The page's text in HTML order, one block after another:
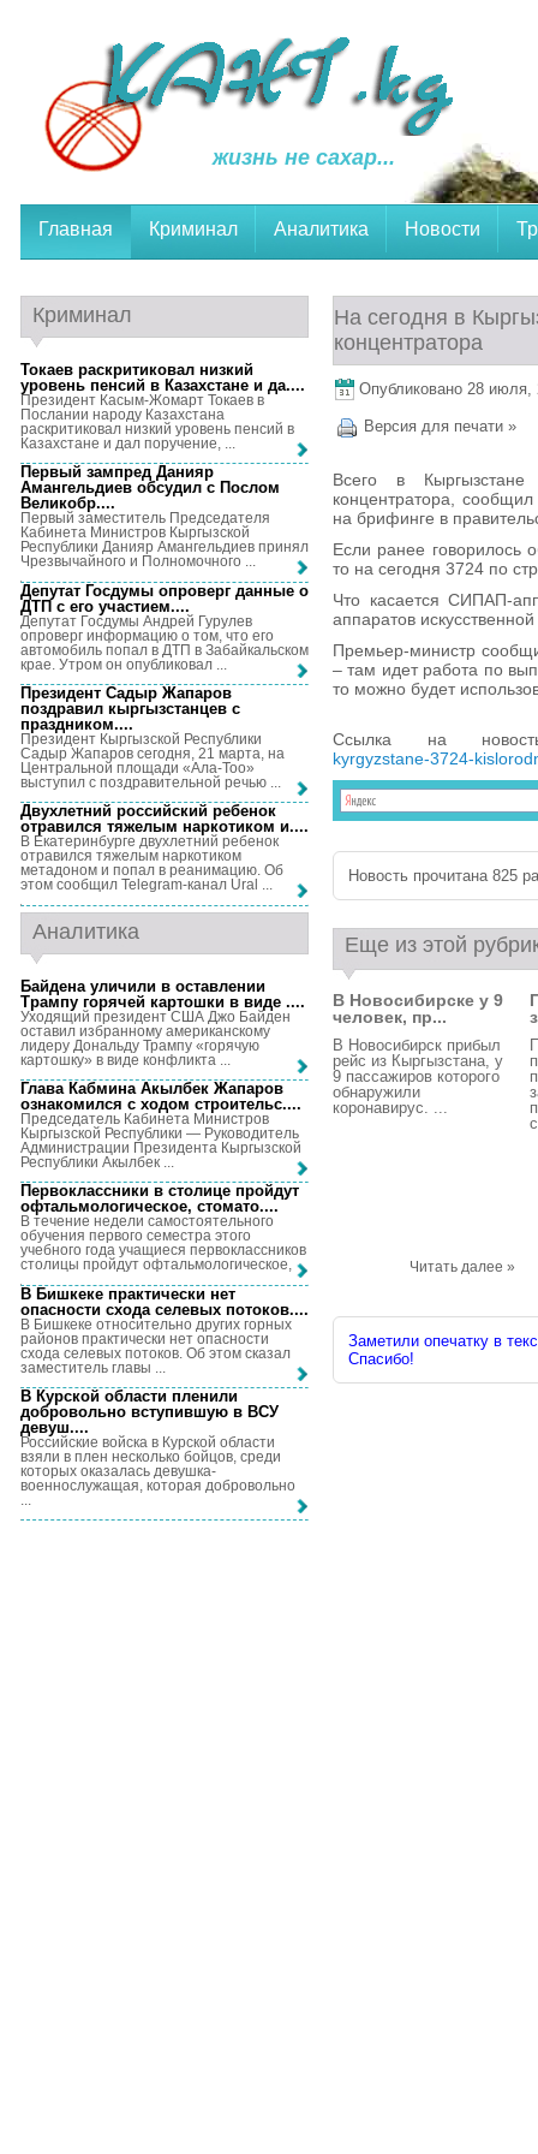
жизнь не сахар...
Главная Криминал Аналитика Новости
На сегодня в
концентратора
Опубликовано 28 июля,
Версия для печати »
Всего в
концентратора,
на брифинге в
Если ранее говорилось
то на сегодня 3724 по
Что касается СИПАП-
аппаратов
Премьер-министр
– там идет работа по
то можно будет
Ссылка на
kyrgyzstane-3724-
Новость прочитана 825
Еще из этой
В Новосибирске у 9
человек, пр...
В Новосибирск прибыл
рейс из Кыргызстана, у
9 пассажиров которого
обнаружили
коронавирус. ...
Читать далее »
Заметили опечатку в
Спасибо!
Криминал
Токаев раскритиковал низкий
уровень пенсий в Казахстане и да....
Президент Касым-Жомарт Токаев в
Послании народу Казахстана
раскритиковал низкий уровень пенсий в
Казахстане и дал поручение, ...
Первый зампред Данияр
Амангельдиев обсудил с Послом
Великобр....
Первый заместитель Председателя
Кабинета Министров Кыргызской
Республики Данияр Амангельдиев принял
Чрезвычайного и Полномочного ...
Депутат Госдумы опроверг данные о
ДТП с его участием....
Депутат Госдумы Андрей Гурулев
опроверг информацию о том, что его
автомобиль попал в ДТП в Забайкальском
крае. Утром он опубликовал ...
Президент Садыр Жапаров
поздравил кыргызстанцев с
праздником....
Президент Кыргызской Республики
Садыр Жапаров сегодня, 21 марта, на
Центральной площади «Ала-Тоо»
выступил с поздравительной речью ...
Двухлетний российский ребенок
отравился тяжелым наркотиком и....
В Екатеринбурге двухлетний ребенок
отравился тяжелым наркотиком
метадоном и попал в реанимацию. Об
этом сообщил Telegram-канал Ural ...
Аналитика
Байдена уличили в оставлении
Трампу горячей картошки в виде ....
Уходящий президент США Джо Байден
оставил избранному американскому
лидеру Дональду Трампу «горячую
картошку» в виде конфликта ...
Глава Кабмина Акылбек Жапаров
ознакомился с ходом строительс....
Председатель Кабинета Министров
Кыргызской Республики — Руководитель
Администрации Президента Кыргызской
Республики Акылбек ...
Первоклассники в столице пройдут
офтальмологическое, стомато....
В течение недели самостоятельного
обучения первого семестра этого
учебного года учащиеся первоклассников
столицы пройдут офтальмологическое, ...
В Бишкеке практически нет
опасности схода селевых потоков....
В Бишкеке относительно других горных
районов практически нет опасности
схода селевых потоков. Об этом сказал
заместитель главы ...
В Курской области пленили
добровольно вступившую в ВСУ
девуш....
Российские войска в Курской области
взяли в плен несколько бойцов, среди
которых оказалась девушка-
военнослужащая, которая добровольно
...